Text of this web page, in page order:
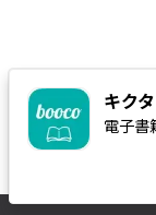
キク
電子書